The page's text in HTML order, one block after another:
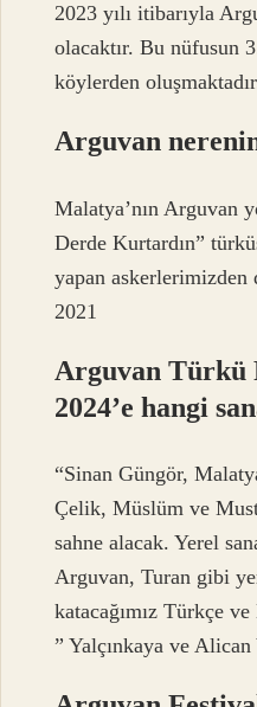
2023 yılı itibarıyla
olacaktır. Bu nüfusun
köylerden
Arguvan
Malatya’nın Arguvan
Derde Kurtardın”
yapan askerlerimizden
2021
Arguvan Türkü
2024’e hangi
“Sinan Güngör,
Çelik, Müslüm ve
sahne alacak. Yerel
Arguvan, Turan gibi
katacağımız Türkçe
” Yalçınkaya ve